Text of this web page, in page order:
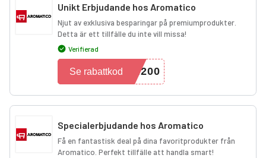
Unikt Erbjudande hos Aromatico
Njut av exklusiva besparingar på premiumprodukter.
Detta är ett tillfälle du inte vill missa!
Verifierad
I200
Se rabattkod
Specialerbjudande hos Aromatico
Få en fantastisk deal på dina favoritprodukter från
Aromatico. Perfekt tillfälle att handla smart!